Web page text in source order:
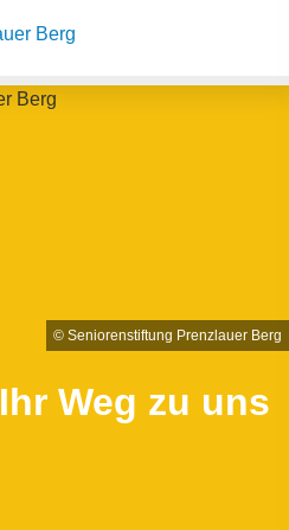
Ihr Weg zu uns
© Seniorenstiftung Prenzlauer Berg